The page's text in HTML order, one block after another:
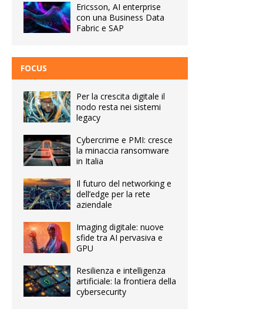
Ericsson, AI enterprise
con una Business Data
Fabric e SAP
FOCUS
Per la crescita digitale il
nodo resta nei sistemi
legacy
Cybercrime e PMI: cresce
la minaccia ransomware
in Italia
Il futuro del networking e
dell’edge per la rete
aziendale
Imaging digitale: nuove
sfide tra AI pervasiva e
GPU
Resilienza e intelligenza
artificiale: la frontiera della
cybersecurity